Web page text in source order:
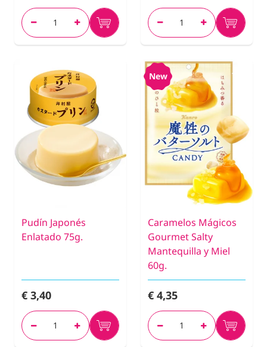
Pudín Japonés
Enlatado 75g.
€ 3,40
New
Caramelos Mágicos
Gourmet Salty
Mantequilla y Miel
60g.
€ 4,35